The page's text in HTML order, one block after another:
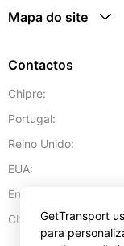
Mapa do site
Contactos
Chipre:
Portugal:
Reino Unido:
EUA:
Endereço de e-mail:
Chipre:GetTransport
para